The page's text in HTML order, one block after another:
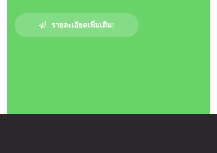
รายละเอียดเพิ่มเติม!